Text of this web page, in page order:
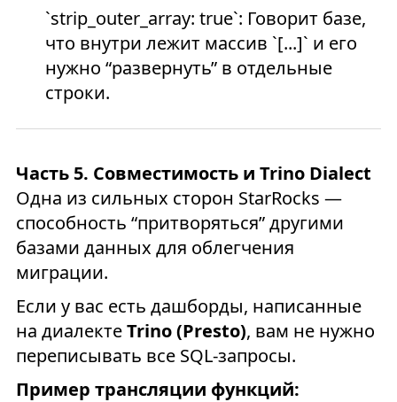
`strip_outer_array: true`: Говорит базе,
что внутри лежит массив `[...]` и его
нужно “развернуть” в отдельные
строки.
Часть 5. Совместимость и Trino Dialect
Одна из сильных сторон StarRocks —
способность “притворяться” другими
базами данных для облегчения
миграции.
Если у вас есть дашборды, написанные
на диалектеTrino (Presto), вам не нужно
переписывать все SQL-запросы.
Пример трансляции функций: